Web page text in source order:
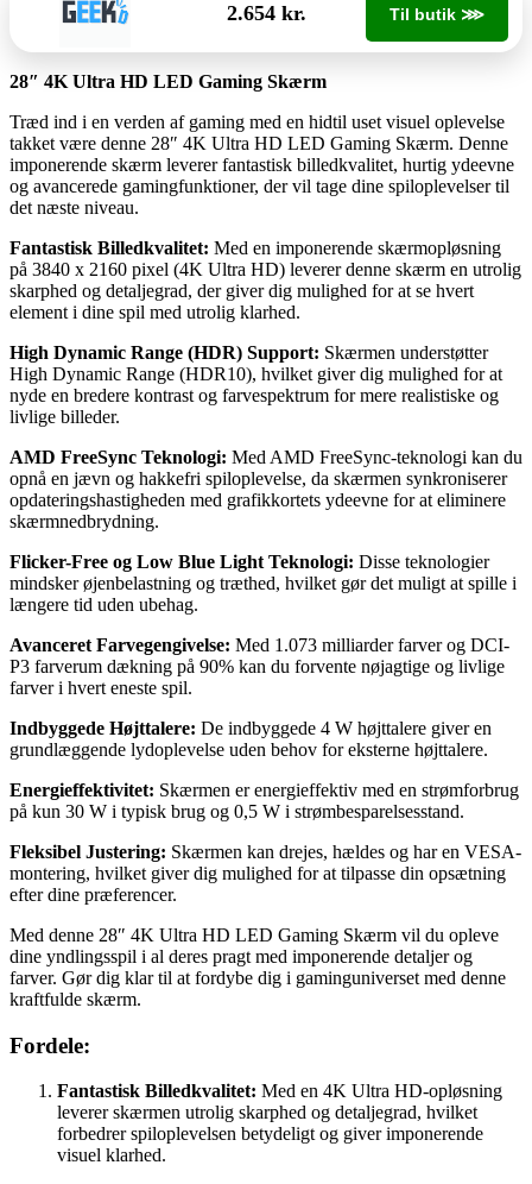
2.654 kr. Til butik ⋙
28″ 4K Ultra HD LED Gaming Skærm
Træd ind i en verden af gaming med en hidtil uset visuel oplevelse
takket være denne 28″ 4K Ultra HD LED Gaming Skærm. Denne
imponerende skærm leverer fantastisk billedkvalitet, hurtig ydeevne
og avancerede gamingfunktioner, der vil tage dine spiloplevelser til
det næste niveau.
Fantastisk Billedkvalitet: Med en imponerende skærmopløsning
på 3840 x 2160 pixel (4K Ultra HD) leverer denne skærm en utrolig
skarphed og detaljegrad, der giver dig mulighed for at se hvert
element i dine spil med utrolig klarhed.
High Dynamic Range (HDR) Support: Skærmen understøtter
High Dynamic Range (HDR10), hvilket giver dig mulighed for at
nyde en bredere kontrast og farvespektrum for mere realistiske og
livlige billeder.
AMD FreeSync Teknologi: Med AMD FreeSync-teknologi kan du
opnå en jævn og hakkefri spiloplevelse, da skærmen synkroniserer
opdateringshastigheden med grafikkortets ydeevne for at eliminere
skærmnedbrydning.
Flicker-Free og Low Blue Light Teknologi: Disse teknologier
mindsker øjenbelastning og træthed, hvilket gør det muligt at spille i
længere tid uden ubehag.
Avanceret Farvegengivelse: Med 1.073 milliarder farver og DCI-
P3 farverum dækning på 90% kan du forvente nøjagtige og livlige
farver i hvert eneste spil.
Indbyggede Højttalere: De indbyggede 4 W højttalere giver en
grundlæggende lydoplevelse uden behov for eksterne højttalere.
Energieffektivitet: Skærmen er energieffektiv med en strømforbrug
på kun 30 W i typisk brug og 0,5 W i strømbesparelsesstand.
Fleksibel Justering: Skærmen kan drejes, hældes og har en VESA-
montering, hvilket giver dig mulighed for at tilpasse din opsætning
efter dine præferencer.
Med denne 28″ 4K Ultra HD LED Gaming Skærm vil du opleve
dine yndlingsspil i al deres pragt med imponerende detaljer og
farver. Gør dig klar til at fordybe dig i gaminguniverset med denne
kraftfulde skærm.
Fordele:
Fantastisk Billedkvalitet: Med en 4K Ultra HD-opløsning
leverer skærmen utrolig skarphed og detaljegrad, hvilket
forbedrer spiloplevelsen betydeligt og giver imponerende
visuel klarhed.